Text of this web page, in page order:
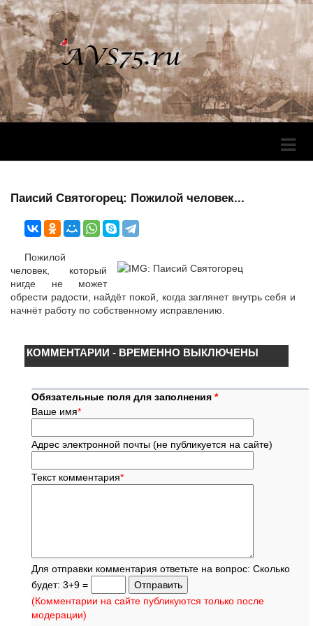
Паисий Святогорец: Пожилой человек...
Пожилой
человек, который
нигде не может
обрести радости, найдёт покой, когда заглянет внутрь себя и
начнёт работу по собственному исправлению.
КОММЕНТАРИИ - ВРЕМЕННО ВЫКЛЮЧЕНЫ
Обязательные поля для заполнения *
Ваше имя*
Адрес электронной почты (не публикуется на сайте)
Текст комментария*
Для отправки комментария ответьте на вопрос: Сколько
будет: 3+9 =
(Комментарии на сайте публикуются только после
модерации)